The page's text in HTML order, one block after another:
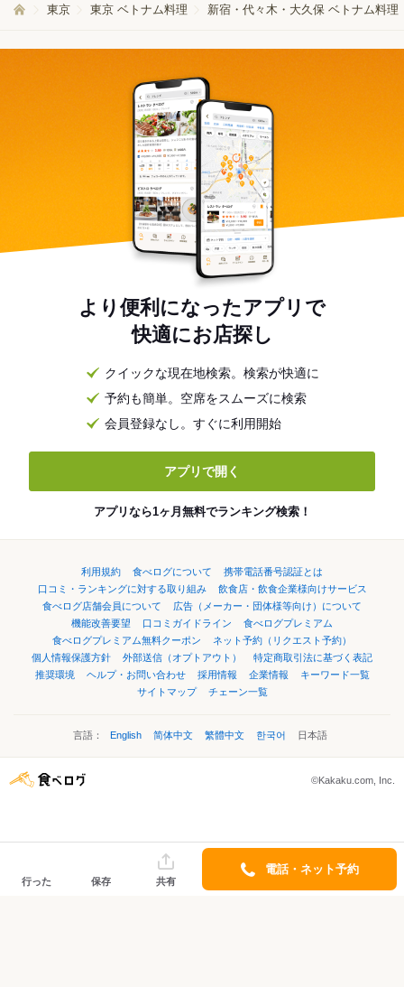
東京 東京 ベトナム料理 新宿・代々木・大久保 ベトナム料理
より便利になったアプリで
快適にお店探し
クイックな現在地検索。検索が快適に
予約も簡単。空席をスムーズに検索
会員登録なし。すぐに利用開始
アプリで開く
アプリなら1ヶ月無料でランキング検索！
利用規約 食べログについて
携帯電話番号認証とは
口コミ・ランキングに対する取り組み
飲食店・飲食企業様向けサービス
食べログ店舗会員について
広告（メーカー・団体様等向け）について
機能改善要望
口コミガイドライン
食べログプレミアム
食べログプレミアム無料クーポン
ネット予約（リクエスト予約）
個人情報保護方針
外部送信（オプトアウト）
特定商取引法に基づく表記
推奨環境
ヘルプ・お問い合わせ 採用情報 企業情報
キーワード一覧
サイトマップ
チェーン一覧
言語： English 简体中文 繁體中文 한국어 日本語
©Kakaku.com, Inc.
行った 保存 共有
電話・ネット予約